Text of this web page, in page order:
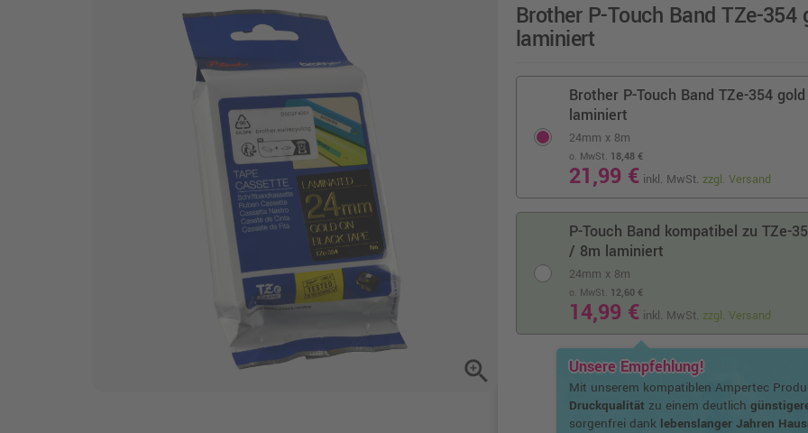
zoom_in
Brother P-Touch Band TZe-
laminiert
Brother P-Touch Band TZe-354
laminiert
24mm x 8m
o. MwSt. 18,48 €
21,99 € inkl. MwSt. zzgl. Versand
P-Touch Band kompatibel zu TZe-
/ 8m laminiert
24mm x 8m
o. MwSt. 12,60 €
14,99 € inkl. MwSt. zzgl. Versand
Unsere Empfehlung!
Mit unserem kompatiblen Ampertec
Druckqualität zu einem deutlich
sorgenfrei dank lebenslanger Jahren